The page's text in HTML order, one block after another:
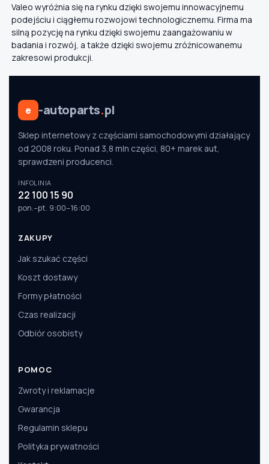
Valeo wyróżnia się na rynku dzięki swojemu innowacyjnemu
podejściu i ciągłemu rozwojowi technologicznemu. Firma ma
silną pozycję na rynku dzięki swojemu zaangażowaniu w
badania i rozwój, a także dzięki swojemu zróżnicowanemu
zakresowi produkcji.
e -autoparts.pl
Sklep internetowy z częściami samochodowymi działający
od 2008 roku. Ponad 3,8 mln części, 80+ marek aut,
sprawdzeni producenci.
INFOLINIA
22 100 15 90
pon.–pt. 9:00–16:00
ZAKUPY
Jak szukać części
Koszt dostawy
Formy płatności
Czas realizacji
Odbiór osobisty
POMOC
Zwroty i reklamacje
Gwarancja
Regulamin sklepu
Polityka prywatności